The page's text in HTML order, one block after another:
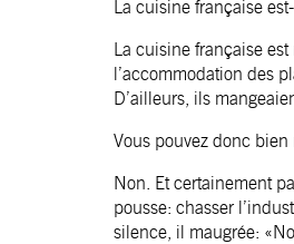
La cuisine française
La cuisine française
l’accommodation des
D’ailleurs, ils
Vous pouvez donc bien
Non. Et certainement
pousse: chasser
silence, il maugrée: